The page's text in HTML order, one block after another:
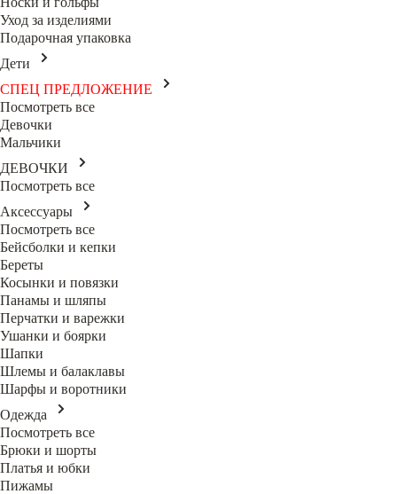
Уход за изделиями
Подарочная упаковка
Дети
СПЕЦ ПРЕДЛОЖЕНИЕ
Посмотреть все
Девочки
Мальчики
ДЕВОЧКИ
Посмотреть все
Аксессуары
Посмотреть все
Бейсболки и кепки
Береты
Косынки и повязки
Панамы и шляпы
Перчатки и варежки
Ушанки и боярки
Шапки
Шлемы и балаклавы
Шарфы и воротники
Одежда
Посмотреть все
Брюки и шорты
Платья и юбки
Пижамы